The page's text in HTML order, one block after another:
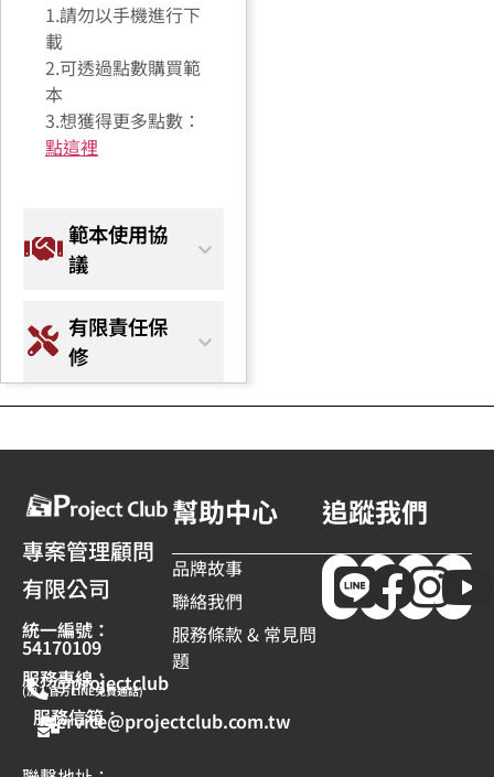
1.請勿以手機進行下
載
2.可透過點數購買範
本
3.想獲得更多點數：
點這裡
範本使用協
議
有限責任保
修
專案管理顧問
有限公司
統一編號：
54170109
服務專線：
@projectclub
(加入官方LINE免費通話)
服務信箱：
service@projectclub.com.tw
幫助中心
品牌故事
聯絡我們
服務條款 & 常見問
題
追蹤我們